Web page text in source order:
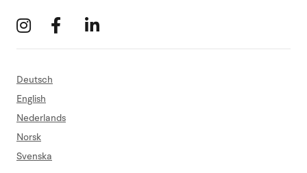
Deutsch
English
Nederlands
Norsk
Svenska